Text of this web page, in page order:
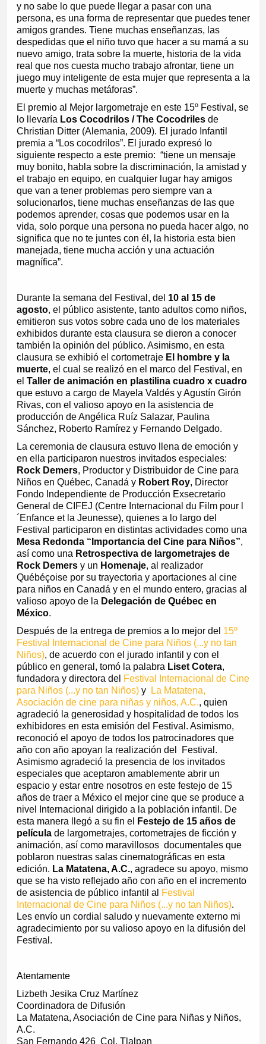
y no sabe lo que puede llegar a pasar con una
persona, es una forma de representar que puedes tener
amigos grandes. Tiene muchas enseñanzas, las
despedidas que el niño tuvo que hacer a su mamá a su
nuevo amigo, trata sobre la muerte, historia de la vida
real que nos cuesta mucho trabajo afrontar, tiene un
juego muy inteligente de esta mujer que representa a la
muerte y muchas metáforas”.
El premio al Mejor largometraje en este 15º Festival, se
lo llevaría Los Cocodrilos / The Cocodrilesde
Christian Ditter (Alemania, 2009). El jurado Infantil
premia a “Los cocodrilos”. El jurado expresó lo
siguiente respecto a este premio: “tiene un mensaje
muy bonito, habla sobre la discriminación, la amistad y
el trabajo en equipo, en cualquier lugar hay amigos
que van a tener problemas pero siempre van a
solucionarlos, tiene muchas enseñanzas de las que
podemos aprender, cosas que podemos usar en la
vida, solo porque una persona no pueda hacer algo, no
significa que no te juntes con él, la historia esta bien
manejada, tiene mucha acción y una actuación
magnífica”.
Durante la semana del Festival, del 10 al 15 de
agosto, el público asistente, tanto adultos como niños,
emitieron sus votos sobre cada uno de los materiales
exhibidos durante esta clausura se dieron a conocer
también la opinión del público. Asimismo, en esta
clausura se exhibió el cortometraje El hombre y la
muerte, el cual se realizó en el marco del Festival, en
el Taller de animación en plastilina cuadro x cuadro
que estuvo a cargo de Mayela Valdés y Agustín Girón
Rivas, con el valioso apoyo en la asistencia de
producción de Angélica Ruíz Salazar, Paulina
Sánchez, Roberto Ramírez y Fernando Delgado.
La ceremonia de clausura estuvo llena de emoción y
en ella participaron nuestros invitados especiales:
Rock Demers, Productor y Distribuidor de Cine para
Niños en Québec, Canadá y Robert Roy, Director
Fondo Independiente de Producción Exsecretario
General de CIFEJ (Centre Internacional du Film pour l
´Enfance et la Jeunesse), quienes a lo largo del
Festival participaron en distintas actividades como una
Mesa Redonda “Importancia del Cine para Niños”,
así como una Retrospectiva de largometrajes de
Rock Demersy un Homenaje, al realizador
Québéçoise por su trayectoria y aportaciones al cine
para niños en Canadá y en el mundo entero, gracias al
valioso apoyo de la Delegación de Québec en
México.
Después de la entrega de premios a lo mejor del 15º
Festival Internacional de Cine para Niños (...y no tan
Niños), de acuerdo con el jurado infantil y con el
público en general, tomó la palabra Liset Cotera,
fundadora y directora del Festival Internacional de Cine
para Niños (...y no tan Niños)y
La Matatena,
Asociación de cine para niñas y niños, A.C., quien
agradeció la generosidad y hospitalidad de todos los
exhibidores en esta emisión del Festival. Asimismo,
reconoció el apoyo de todos los patrocinadores que
año con año apoyan la realización del Festival.
Asimismo agradeció la presencia de los invitados
especiales que aceptaron amablemente abrir un
espacio y estar entre nosotros en este festejo de 15
años de traer a México el mejor cine que se produce a
nivel Internacional dirigido a la población infantil. De
esta manera llegó a su fin el
Festejo de 15 años de
película de largometrajes, cortometrajes de ficción y
animación, así como maravillosos documentales que
poblaron nuestras salas cinematográficas en esta
edición. La Matatena, A.C., agradece su apoyo, mismo
que se ha visto reflejado año con año en el incremento
de asistencia de público infantil al
Festival
Internacional de Cine para Niños (...y no tan Niños).
Les envío un cordial saludo y nuevamente externo mi
agradecimiento por su valioso apoyo en la difusión del
Festival.
Atentamente
Lizbeth Jesika Cruz Martínez
Coordinadora de Difusión
La Matatena, Asociación de Cine para Niñas y Niños,
A.C.
San Fernando 426 Col. Tlalpan